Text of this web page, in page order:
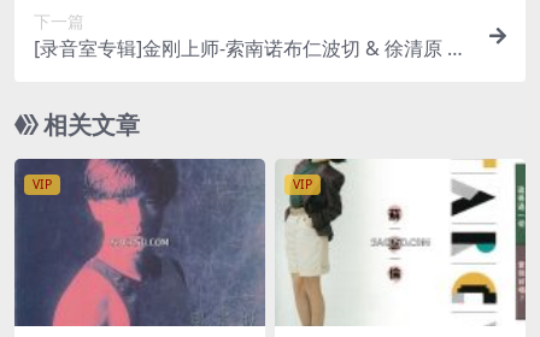
下一篇
[录音室专辑]金刚上师-索南诺布仁波切 & 徐清原 –
相关文章
VIP VIP